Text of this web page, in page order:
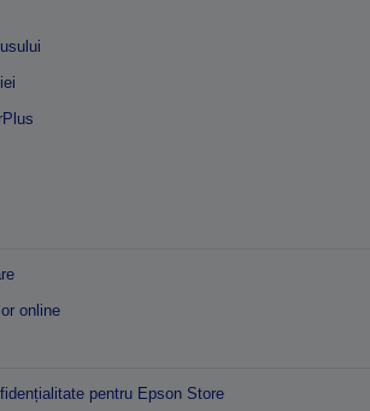
online
pentru Epson Store